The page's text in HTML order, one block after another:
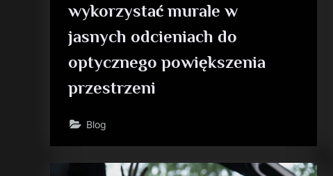
wykorzystać murale w
jasnych odcieniach do
optycznego powiększenia
przestrzeni
Blog